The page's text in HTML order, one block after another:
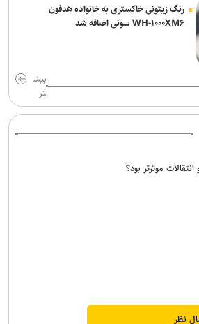
رنگ زیتونی خاکستری به خانواده هدفون
WH-۱۰۰۰XM۶ سونی اضافه شد
بیش
تر
موثرتر بود؟